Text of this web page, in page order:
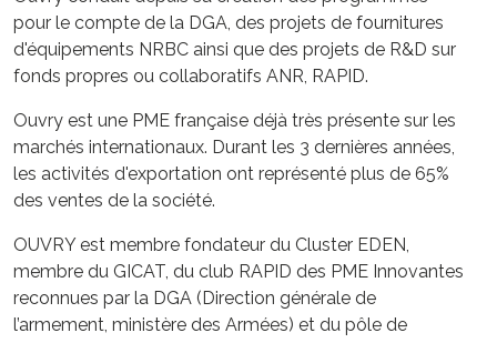
pour le compte de la DGA, des projets de fournitures
d'équipements NRBC ainsi que des projets de R&D sur
fonds propres ou collaboratifs ANR, RAPID.
Ouvry est une PME française déjà très présente sur les
marchés internationaux. Durant les 3 dernières années,
les activités d'exportation ont représenté plus de 65%
des ventes de la société.
OUVRY est membre fondateur du Cluster EDEN,
membre du GICAT, du club RAPID des PME Innovantes
reconnues par la DGA (Direction générale de
l’armement, ministère des Armées) et du pôle de